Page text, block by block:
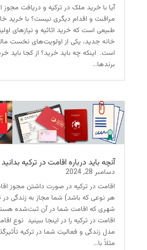
آیا با خرید ملک در ترکیه و دریافت مجوز
مراقبت و اقدام دیگری نیست؟ با خرید
طبیعی است که خرید اثاثیه و نیازهای
خانه جدید، یکی از اولویت‌های نخست
است. اینکه چه باید خرید؟ از کجا باید
برندها...
آنچه باید درباره اقامت در ترکیه بدانید
دسامبر 28, 2024
اقامت در ترکیه در صورت داشتن مجوز
هر نوعی که باشد) شما مجاز به زندگی در
شهری که اقامت شما در آن ثبت‌شده
اقامت در ترکیه را در اینجا ببینید نوع
مدل زندگی و فعالیت شما در ترکیه
مثلاً با...